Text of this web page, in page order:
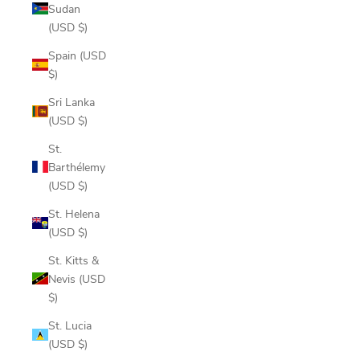
Sudan
(USD $)
Spain (USD
$)
Sri Lanka
(USD $)
St.
Barthélemy
(USD $)
St. Helena
(USD $)
St. Kitts &
Nevis (USD
$)
St. Lucia
(USD $)